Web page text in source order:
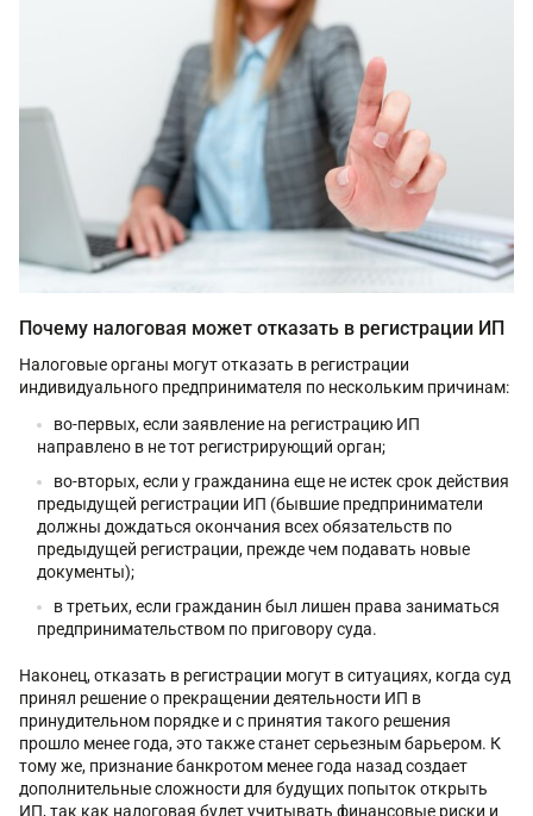
Почему налоговая может отказать в регистрации ИП
Налоговые органы могут отказать в регистрации
индивидуального предпринимателя по нескольким причинам:
во-первых, если заявление на регистрацию ИП
направлено в не тот регистрирующий орган;
во-вторых, если у гражданина еще не истек срок действия
предыдущей регистрации ИП (бывшие предприниматели
должны дождаться окончания всех обязательств по
предыдущей регистрации, прежде чем подавать новые
документы);
в третьих, если гражданин был лишен права заниматься
предпринимательством по приговору суда.
Наконец, отказать в регистрации могут в ситуациях, когда суд
принял решение о прекращении деятельности ИП в
принудительном порядке и с принятия такого решения
прошло менее года, это также станет серьезным барьером. К
тому же, признание банкротом менее года назад создает
дополнительные сложности для будущих попыток открыть
ИП, так как налоговая будет учитывать финансовые риски и